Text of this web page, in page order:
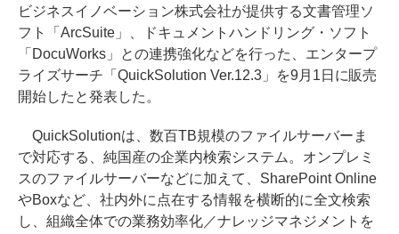
ビジネスイノベーション株式会社が提供する文書管理ソ
フト「ArcSuite」、ドキュメントハンドリング・ソフト
「DocuWorks」との連携強化などを行った、エンタープ
ライズサーチ「QuickSolution Ver.12.3」を9月1日に販売
開始したと発表した。
QuickSolutionは、数百TB規模のファイルサーバーま
で対応する、純国産の企業内検索システム。オンプレミ
スのファイルサーバーなどに加えて、SharePoint Online
やBoxなど、社内外に点在する情報を横断的に全文検索
し、組織全体での業務効率化／ナレッジマネジメントを